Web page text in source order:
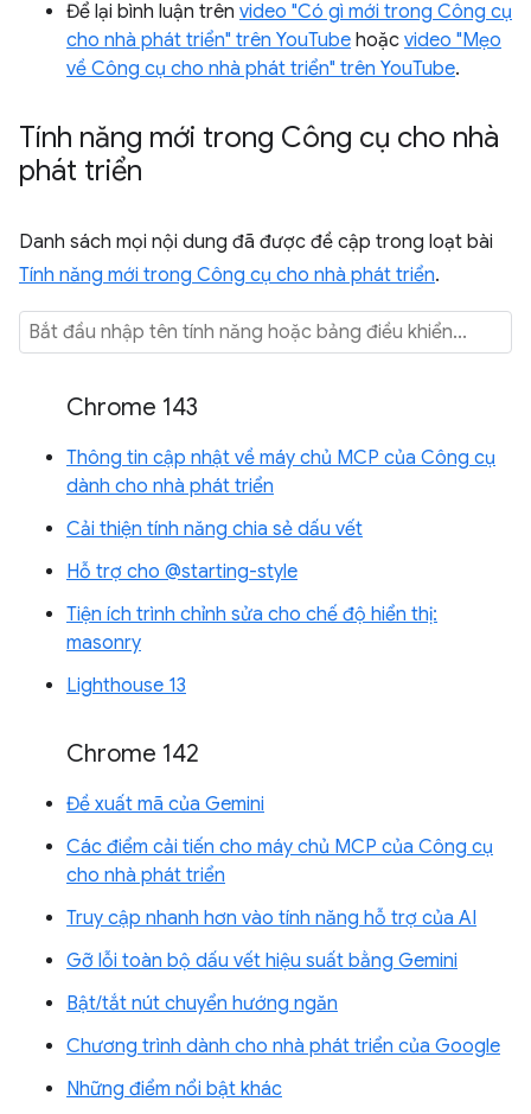
Để lại bình luận trên video "Có gì mới trong Công cụ
cho nhà phát triển" trên YouTube hoặc video "Mẹo
về Công cụ cho nhà phát triển" trên YouTube.
Tính năng mới trong Công cụ cho nhà
phát triển
Danh sách mọi nội dung đã được đề cập trong loạt bài
Tính năng mới trong Công cụ cho nhà phát triển.
Chrome 143
Thông tin cập nhật về máy chủ MCP của Công cụ
dành cho nhà phát triển
Cải thiện tính năng chia sẻ dấu vết
Hỗ trợ cho @starting-style
Tiện ích trình chỉnh sửa cho chế độ hiển thị:
masonry
Lighthouse 13
Chrome 142
Đề xuất mã của Gemini
Các điểm cải tiến cho máy chủ MCP của Công cụ
cho nhà phát triển
Truy cập nhanh hơn vào tính năng hỗ trợ của AI
Gỡ lỗi toàn bộ dấu vết hiệu suất bằng Gemini
Bật/tắt nút chuyển hướng ngăn
Chương trình dành cho nhà phát triển của Google
Những điểm nổi bật khác